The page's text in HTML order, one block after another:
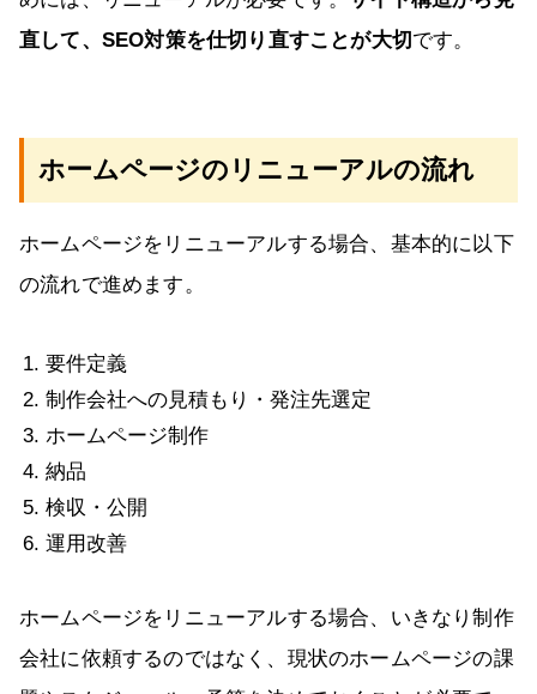
直して、SEO対策を仕切り直すことが大切 です。
ホームページのリニューアルの流れ
ホームページをリニューアルする場合、基本的に以下
の流れで進めます。
要件定義
制作会社への見積もり・発注先選定
ホームページ制作
納品
検収・公開
運用改善
ホームページをリニューアルする場合、いきなり制作
会社に依頼するのではなく、現状のホームページの課